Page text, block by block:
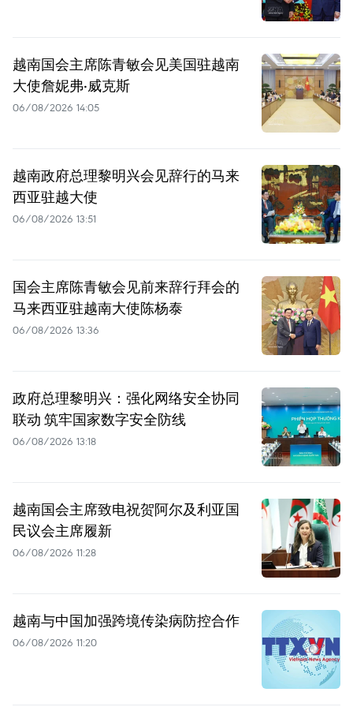
越南国会主席陈青敏会见美国驻越南
大使詹妮弗·威克斯
06/08/2026 14:05
越南政府总理黎明兴会见辞行的马来
西亚驻越大使
06/08/2026 13:51
国会主席陈青敏会见前来辞行拜会的
马来西亚驻越南大使陈杨泰
06/08/2026 13:36
政府总理黎明兴：强化网络安全协同
联动 筑牢国家数字安全防线
06/08/2026 13:18
越南国会主席致电祝贺阿尔及利亚国
民议会主席履新
06/08/2026 11:28
越南与中国加强跨境传染病防控合作
06/08/2026 11:20